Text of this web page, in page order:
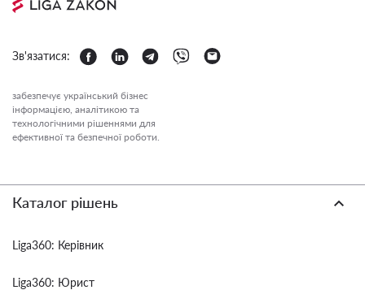
Зв'язатися:
забезпечує український бізнес
інформацією, аналітикою та
технологічними рішеннями для
ефективної та безпечної роботи.
Каталог рішень
Liga360: Керівник
Liga360: Юрист